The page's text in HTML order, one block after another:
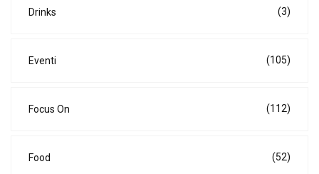
Drinks (3)
Eventi (105)
Focus On (112)
Food (52)